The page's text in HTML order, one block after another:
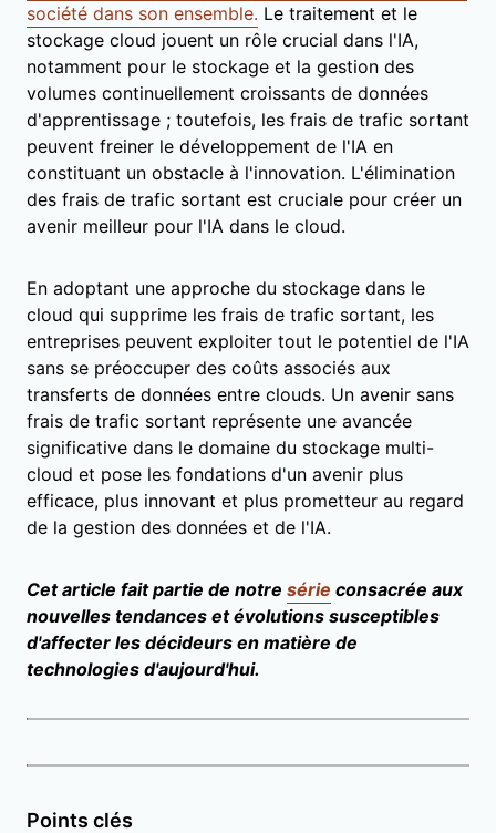
société dans son ensemble. Le traitement et le
stockage cloud jouent un rôle crucial dans l'IA,
notamment pour le stockage et la gestion des
volumes continuellement croissants de données
d'apprentissage ; toutefois, les frais de trafic sortant
peuvent freiner le développement de l'IA en
constituant un obstacle à l'innovation. L'élimination
des frais de trafic sortant est cruciale pour créer un
avenir meilleur pour l'IA dans le cloud.
En adoptant une approche du stockage dans le
cloud qui supprime les frais de trafic sortant, les
entreprises peuvent exploiter tout le potentiel de l'IA
sans se préoccuper des coûts associés aux
transferts de données entre clouds. Un avenir sans
frais de trafic sortant représente une avancée
significative dans le domaine du stockage multi-
cloud et pose les fondations d'un avenir plus
efficace, plus innovant et plus prometteur au regard
de la gestion des données et de l'IA.
Cet article fait partie de notre série consacrée aux
nouvelles tendances et évolutions susceptibles
d'affecter les décideurs en matière de
technologies d'aujourd'hui.
Points clés